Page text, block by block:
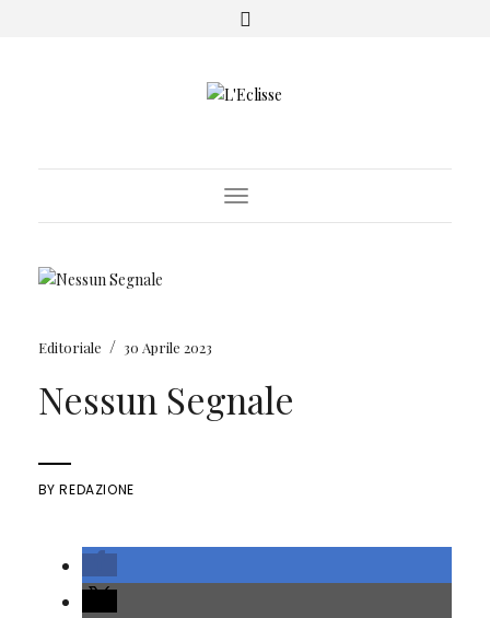
Toggle Navigation
Editoriale / 30 Aprile 2023
Nessun Segnale
BYREDAZIONE